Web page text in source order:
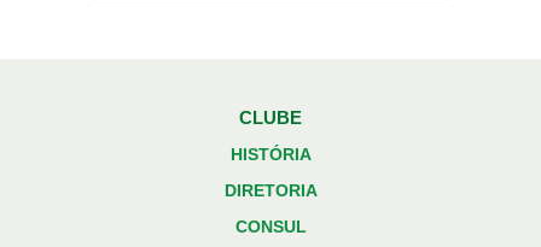
CLUBE
HISTÓRIA
DIRETORIA
CONSUL